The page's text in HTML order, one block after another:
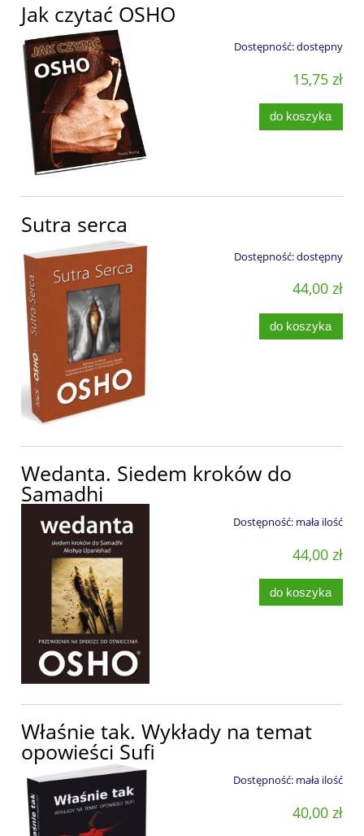
Jak czytać OSHO
Dostępność:dostępny
15,75 zł
do koszyka
Sutra serca
Dostępność:dostępny
44,00 zł
do koszyka
Wedanta. Siedem kroków do
Samadhi
Dostępność: mała ilość
44,00 zł
do koszyka
Właśnie tak. Wykłady na temat
opowieści Sufi
Dostępność: mała ilość
40,00 zł